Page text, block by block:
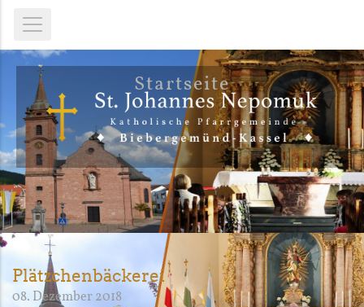
Startseite
Plätzchenbäckerei
08. Dezember 2018